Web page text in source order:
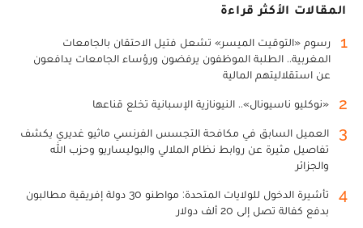
المقالات الأكثر قراءة
1
رسوم «التوقيت الميسر» تشعل فتيل الاحتقان بالجامعات
المغربية.. الطلبة الموظفون يرفضون ورؤساء الجامعات يدافعون
عن استقلاليتهم المالية
2 «نوكليو ناسيونال».. النيونازية الإسبانية تخلع قناعها
3
العميل السابق في مكافحة التجسس الفرنسي ماثيو غديري يكشف
تفاصيل مثيرة عن روابط نظام الملالي والبوليساريو وحزب الله
والجزائر
4
تأشيرة الدخول للولايات المتحدة: مواطنو 30 دولة إفريقية مطالبون
بدفع كفالة تصل إلى 20 ألف دولار